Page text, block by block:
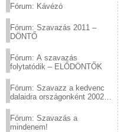
Fórum: Kávézó
Fórum: Szavazás 2011 –
DÖNTŐ
Fórum: A szavazás
folytatódik – ELŐDÖNTŐK
Fórum: Szavazz a kedvenc
dalaidra országonként 2002
Fórum: Szavazás a
mindenem!